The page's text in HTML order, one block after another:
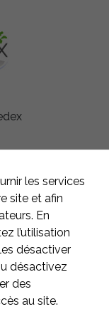
les services
site et afin
En
l’utilisation
désactiver
désactivez
des
au site.
des
de ne
ces
Les
les